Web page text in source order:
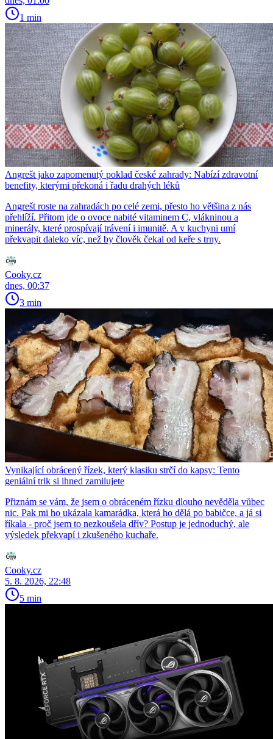
1 min
Angrešt jako zapomenutý poklad české zahrady: Nabízí zdravotní
benefity, kterými překoná i řadu drahých léků
Angrešt roste na zahradách po celé zemi, přesto ho většina z nás
přehlíží. Přitom jde o ovoce nabité vitaminem C, vlákninou a
minerály, které prospívají trávení i imunitě. A v kuchyni umí
překvapit daleko víc, než by člověk čekal od keře s trny.
Cooky.cz
dnes, 00:37
3 min
Vynikající obrácený řízek, který klasiku strčí do kapsy: Tento
geniální trik si ihned zamilujete
Přiznám se vám, že jsem o obráceném řízku dlouho nevěděla vůbec
nic. Pak mi ho ukázala kamarádka, která ho dělá po babičce, a já si
říkala - proč jsem to nezkoušela dřív? Postup je jednoduchý, ale
výsledek překvapí i zkušeného kuchaře.
Cooky.cz
5. 8. 2026, 22:48
5 min